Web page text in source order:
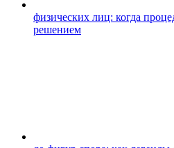
физических лиц: когда
решением